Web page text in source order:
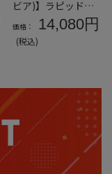
ビア)】ラピッドリ
バースカーゴパンツ
＊カタログ商品
価格： 14,080円
(税込)